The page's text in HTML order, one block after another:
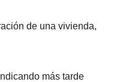
de una vivienda,
más tarde